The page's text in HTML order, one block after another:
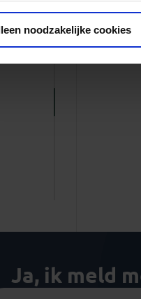
noodzakelijke cookies
Ja, ik meld